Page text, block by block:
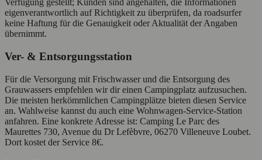
Verfügung gestellt; Kunden sind angehalten, die Informationen
eigenverantwortlich auf Richtigkeit zu überprüfen, da roadsurfer
keine Haftung für die Genauigkeit oder Aktualität der Angaben
übernimmt.
Ver- & Entsorgungsstation
Für die Versorgung mit Frischwasser und die Entsorgung des
Grauwassers empfehlen wir dir einen Campingplatz aufzusuchen.
Die meisten herkömmlichen Campingplätze bieten diesen Service
an. Wahlweise kannst du auch eine Wohnwagen-Service-Station
anfahren. Eine konkrete Adresse ist: Camping Le Parc des
Maurettes 730, Avenue du Dr Lefèbvre, 06270 Villeneuve Loubet.
Dort kostet der Service 8€.